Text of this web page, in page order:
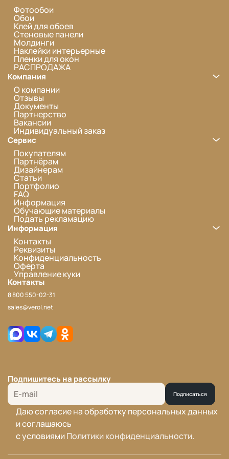
Фотообои
Обои
Клей для обоев
Стеновые панели
Молдинги
Наклейки интерьерные
Пленки для окон
РАСПРОДАЖА
Компания
О компании
Отзывы
Документы
Партнерство
Вакансии
Индивидуальный заказ
Сервис
Покупателям
Партнёрам
Дизайнерам
Статьи
Портфолио
FAQ
Информация
Обучающие материалы
Подать рекламацию
Информация
Контакты
Реквизиты
Конфиденциальность
Оферта
Управление куки
Контакты
8 800 550-02-31
sales@verol.net
Подпишитесь на рассылку
Подписаться
Даю согласие на обработку персональных данных
и соглашаюсь
с условиямиПолитики конфиденциальности.